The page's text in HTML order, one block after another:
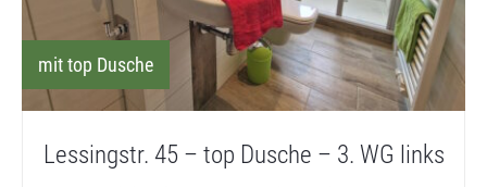
mit top Dusche
Lessingstr. 45 – top Dusche – 3. WG links